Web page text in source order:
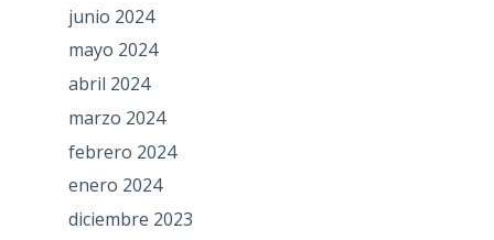
junio 2024
mayo 2024
abril 2024
marzo 2024
febrero 2024
enero 2024
diciembre 2023